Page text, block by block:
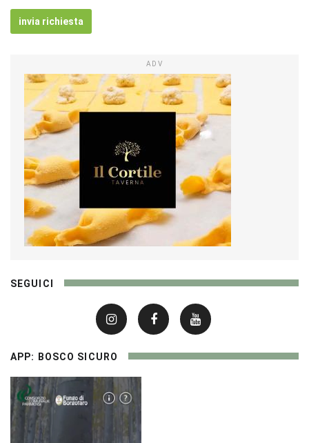
invia richiesta
ADV
SEGUICI
APP: BOSCO SICURO